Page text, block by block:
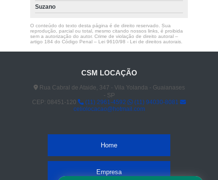
Suzano
O conteúdo do texto desta página é de direito reservado. Sua
reprodução, parcial ou total, mesmo citando nossos links, é proibida
sem a autorização do autor. Crime de violação de direito autoral –
artigo 184 do Código Penal – Lei 9610/98 - Lei de direitos autorais.
CSM LOCAÇÃO
Rua Cabral de Ataide, 347 - Vila Yolanda - Guaianases
- SP
CEP: 08451-120
(11) 2961-4592
(11) 94030-8081
celiolocacao@hotmail.com
Home
Empresa